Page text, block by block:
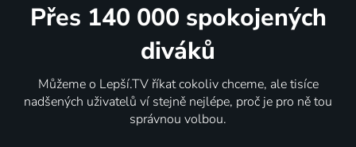
Přes 140 000 spokojených
diváků
Můžeme o Lepší.TV říkat cokoliv chceme, ale tisíce
nadšených uživatelů ví stejně nejlépe, proč je pro ně tou
správnou volbou.